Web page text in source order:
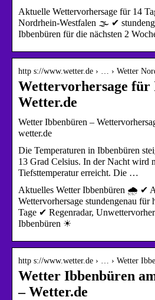
Aktuelle Wettervorhersage für 14
Nordrhein-Westfalen 🌫️ ✔
Ibbenbüren für die nächsten 2
http s://www.wetter.de › … › Wetter
Wettervorhersage für
Wetter.de
Wetter Ibbenbüren –
wetter.de
Die Temperaturen in Ibbenbüren
13 Grad Celsius. In der Nacht wird
Tiefsttemperatur erreicht. Die …
Aktuelles Wetter Ibbenbüren 🌧️ ✔
Wettervorhersage stundengenau für
Tage ✔ Regenradar,
Ibbenbüren ☀
http s://www.wetter.de › … › Wetter
Wetter Ibbenbüren
– Wetter.de